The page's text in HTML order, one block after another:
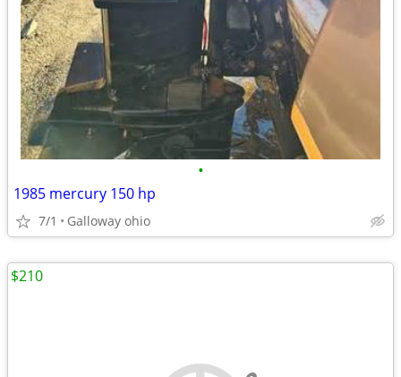
•
1985 mercury 150 hp
7/1 Galloway ohio
$210